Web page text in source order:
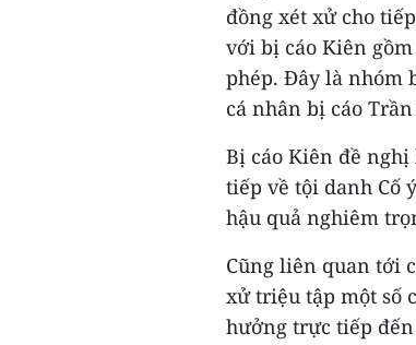
đồng xét xử cho
với bị cáo Kiên
phép. Đây là nhóm
cá nhân bị cáo
Bị cáo Kiên đề nghị
tiếp về tội danh Cố
hậu quả nghiêm
Cũng liên quan tới
xử triệu tập một số
hưởng trực tiếp